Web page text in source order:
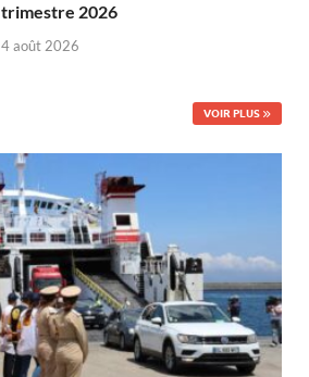
trimestre 2026
4 août 2026
VOIR PLUS